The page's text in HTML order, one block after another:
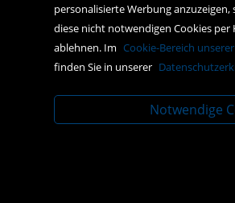
webshop@kral-buch.at
+43 2236 47834
personalisierte Werbung
diese nicht notwendigen Cookies per
ablehnen. Im Cookie-Bereich
finden Sie in unserer
Notwendige